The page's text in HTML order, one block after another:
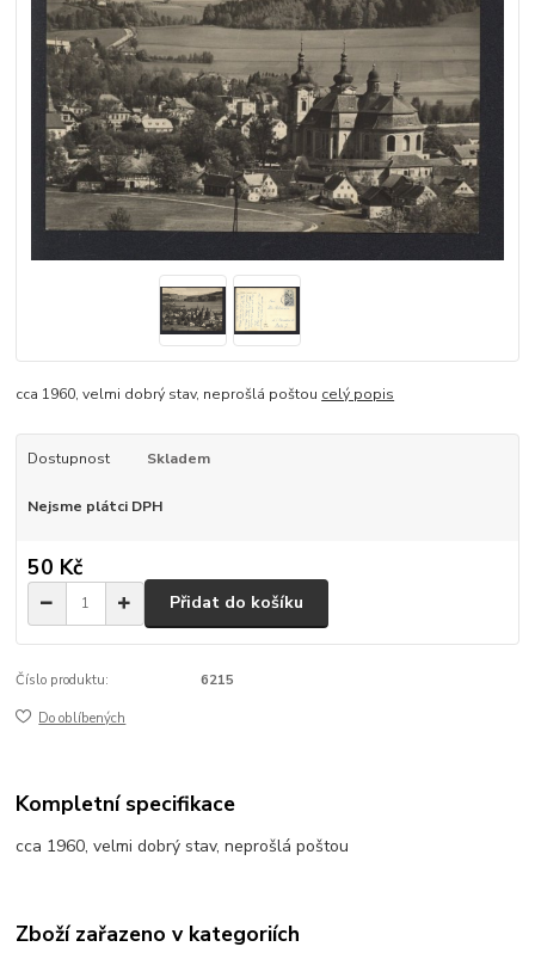
cca 1960, velmi dobrý stav, neprošlá poštou celý popis
Dostupnost Skladem
Nejsme plátci DPH
50 Kč
Přidat do košíku
Číslo produktu: 6215
Do oblíbených
Kompletní specifikace
cca 1960, velmi dobrý stav, neprošlá poštou
Zboží zařazeno v kategoriích